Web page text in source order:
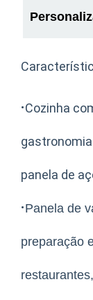
·Cozinha
panela de
·Panela de
preparação